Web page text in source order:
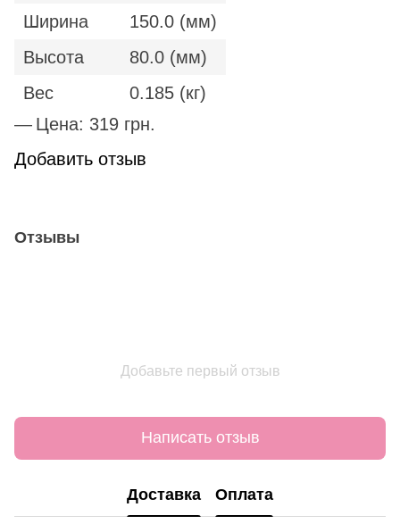
Ширина
150.0 (мм)
Высота
80.0 (мм)
Вес
0.185 (кг)
Цена: 319 грн.
Добавить отзыв
Отзывы
Добавьте первый отзыв
Написать отзыв
Доставка Оплата